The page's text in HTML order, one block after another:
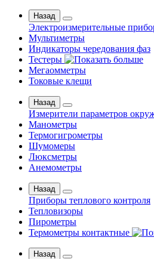
Назад
Электроизмерительные
Мультиметры
Индикаторы чередования фаз
Тестеры
Мегаомметры
Токовые клещи
Назад
Измерители параметров
Манометры
Термогигрометры
Шумомеры
Люксметры
Анемометры
Назад
Приборы теплового контроля
Тепловизоры
Пирометры
Термометры контактные
Назад